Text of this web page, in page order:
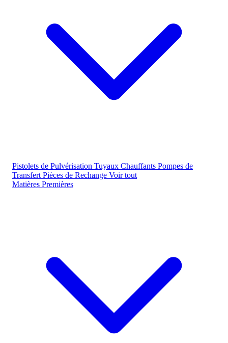
Pistolets de Pulvérisation Tuyaux Chauffants Pompes de
Transfert Pièces de Rechange Voir tout
Matières Premières